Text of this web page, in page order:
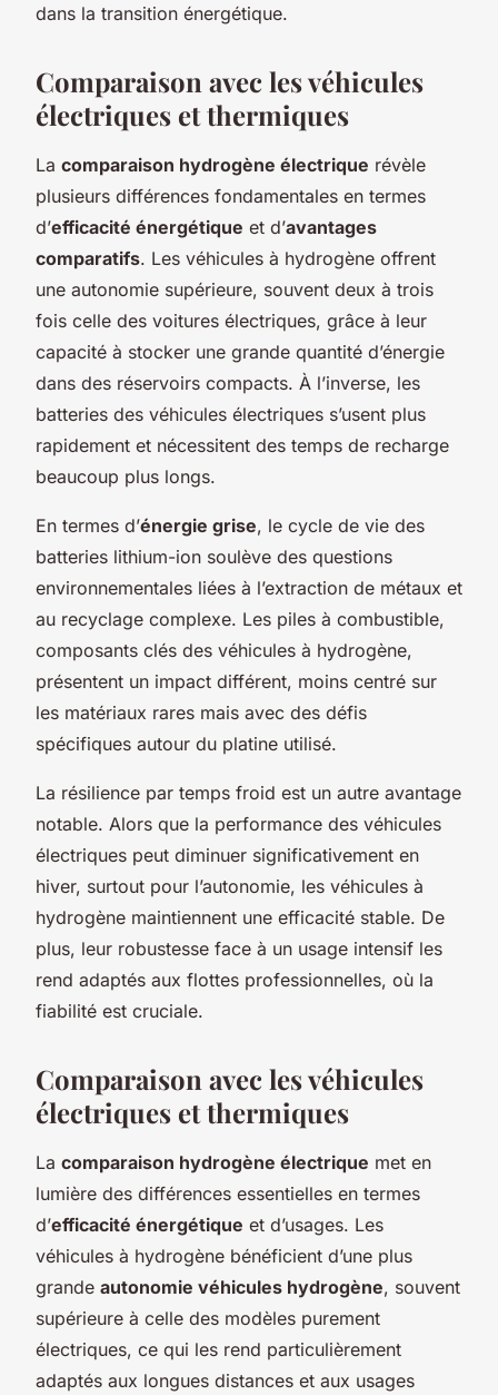
dans la transition énergétique.
Comparaison avec les véhicules
électriques et thermiques
La comparaison hydrogène électrique révèle
plusieurs différences fondamentales en termes
d’efficacité énergétique et d’avantages
comparatifs. Les véhicules à hydrogène offrent
une autonomie supérieure, souvent deux à trois
fois celle des voitures électriques, grâce à leur
capacité à stocker une grande quantité d’énergie
dans des réservoirs compacts. À l’inverse, les
batteries des véhicules électriques s’usent plus
rapidement et nécessitent des temps de recharge
beaucoup plus longs.
En termes d’énergie grise, le cycle de vie des
batteries lithium-ion soulève des questions
environnementales liées à l’extraction de métaux et
au recyclage complexe. Les piles à combustible,
composants clés des véhicules à hydrogène,
présentent un impact différent, moins centré sur
les matériaux rares mais avec des défis
spécifiques autour du platine utilisé.
La résilience par temps froid est un autre avantage
notable. Alors que la performance des véhicules
électriques peut diminuer significativement en
hiver, surtout pour l’autonomie, les véhicules à
hydrogène maintiennent une efficacité stable. De
plus, leur robustesse face à un usage intensif les
rend adaptés aux flottes professionnelles, où la
fiabilité est cruciale.
Comparaison avec les véhicules
électriques et thermiques
La comparaison hydrogène électrique met en
lumière des différences essentielles en termes
d’efficacité énergétique et d’usages. Les
véhicules à hydrogène bénéficient d’une plus
grande autonomie véhicules hydrogène, souvent
supérieure à celle des modèles purement
électriques, ce qui les rend particulièrement
adaptés aux longues distances et aux usages